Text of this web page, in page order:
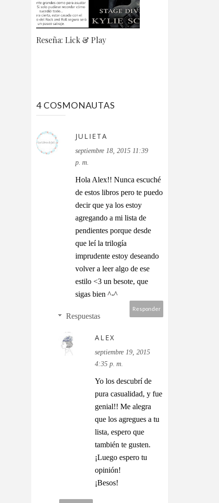
Reseña: Lick & Play
4 COSMONAUTAS
JULIETA
septiembre 18, 2015 11:39
p. m.
Hola Alex!! Nunca escuché
de estos libros pero te puedo
decir que ya los estoy
agregando a mi lista de
pendientes porque desde
que leí la trilogía
imprudente estoy deseando
volver a leer algo de ese
estilo <3 un besote, que
sigas bien ^-^
Responder
Respuestas
ALEX
septiembre 19, 2015
4:35 p. m.
Yo los descubrí de
pura casualidad, y fue
genial!! Me alegra
que los agregues a tu
lista, espero que
también te gusten.
¡Luego espero tu
opinión!
¡Besos!